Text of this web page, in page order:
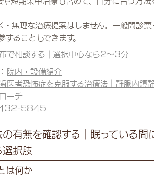
無理な治療提案はしません。一般問診票
ることもできます。
で相談する｜選択中心なら2〜3分
院内・設備紹介
医者恐怖症を克服する治療法｜静脈内鎮
ーチ
5845
有無を確認する｜眠っている間
択肢
は何か